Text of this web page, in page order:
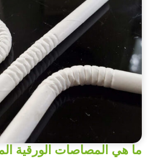
ما هي المصاصات الورقية